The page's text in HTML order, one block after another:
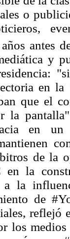
o
años antes
y
en
que el
la
en
de la
la
a la
de
reflejó
los